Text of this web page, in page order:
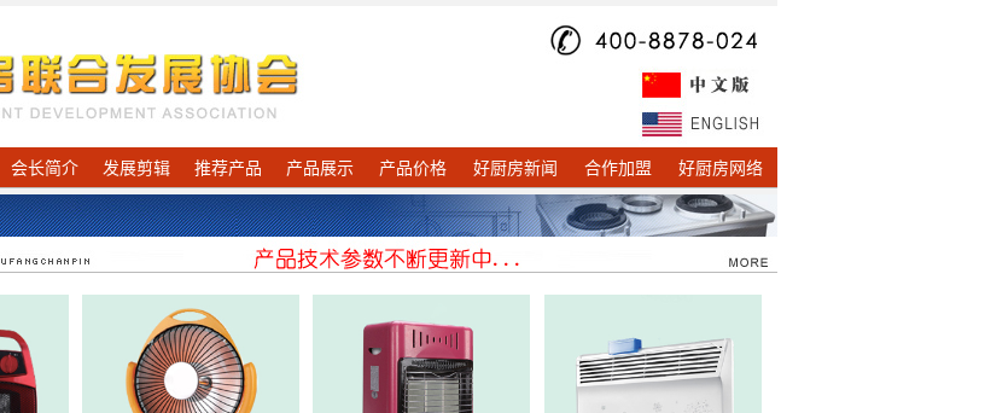
会长简介 发展剪辑 推荐产品 产品展示 产品价格 好厨房新闻 合作加盟 好厨房网络